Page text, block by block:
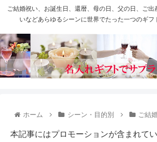
ご結婚祝い、お誕生日、還暦、母の日、父の日、ご
いなどあらゆるシーンに世界でたった一つのギフ
ホーム シーン・目的別 ご結
本記事にはプロモーションが含まれて